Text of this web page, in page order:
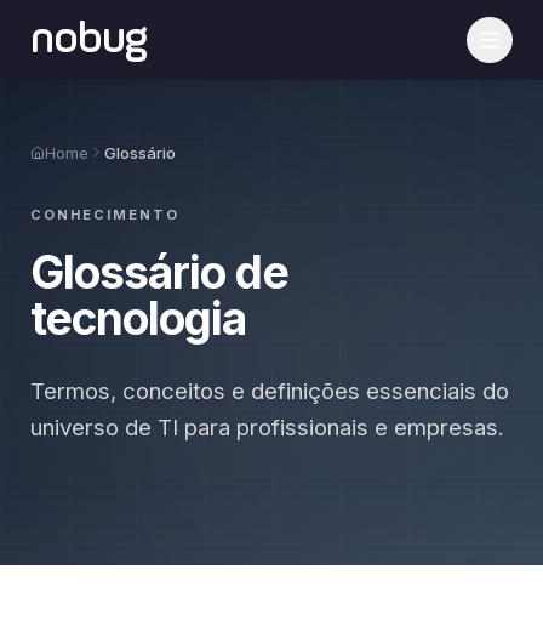
nobug
Home Glossário
CONHECIMENTO
Glossário de
tecnologia
Termos, conceitos e definições essenciais do
universo de TI para profissionais e empresas.